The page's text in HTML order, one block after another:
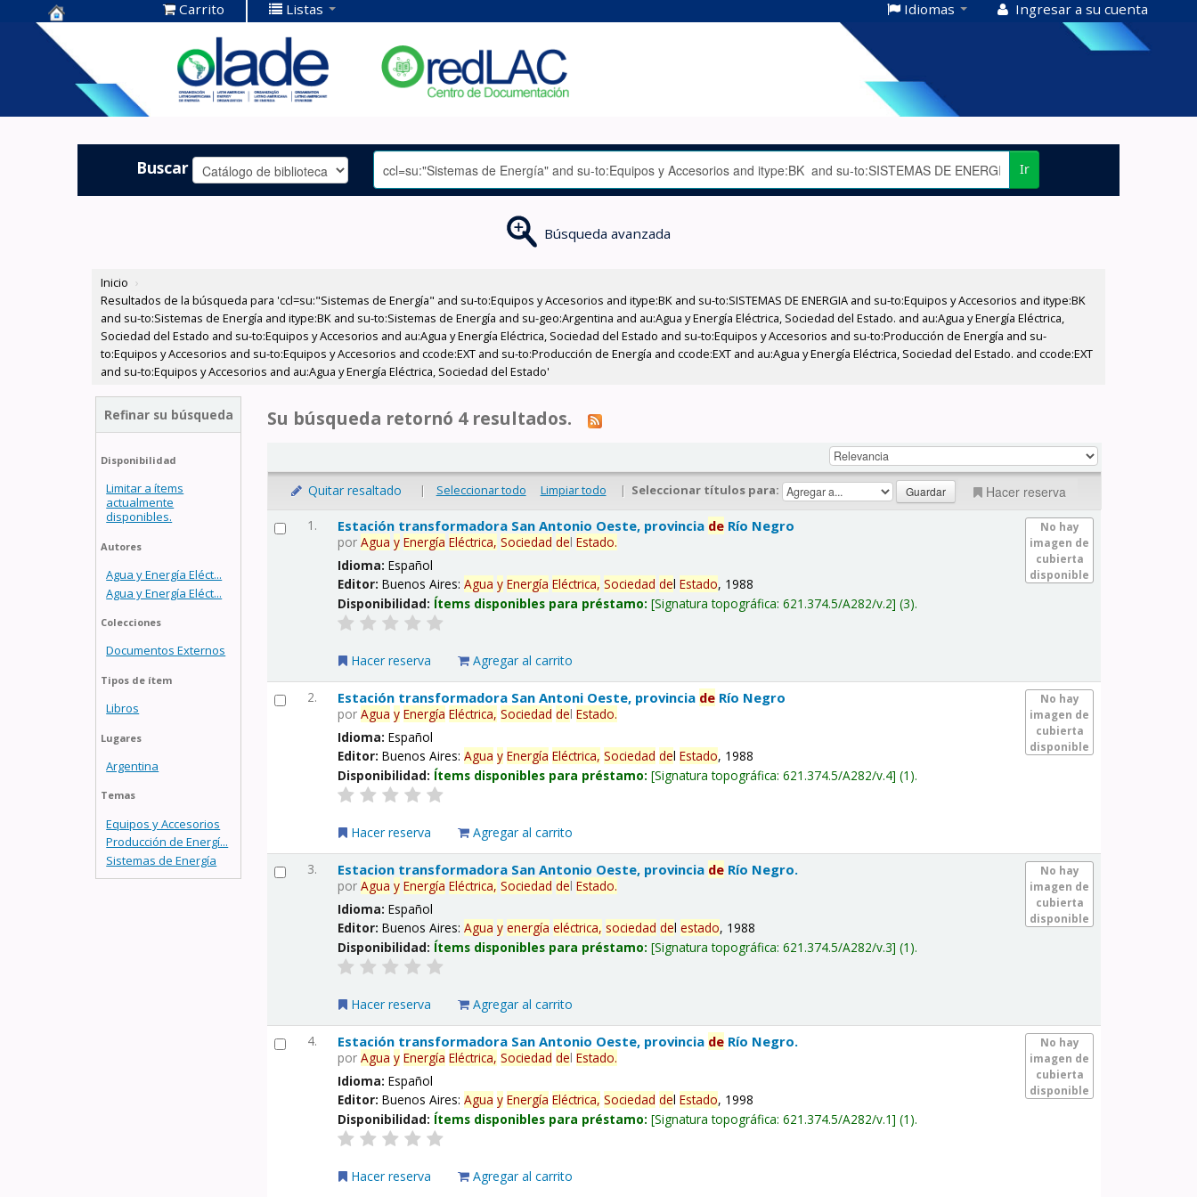
Centro de
Documentación
OLADE -
Carrito Listas Idiomas Ingresar a su cuenta
Buscar Ir
Búsqueda avanzada
Inicio ›
Resultados de la búsqueda para 'ccl=su:"Sistemas de Energía" and su-to:Equipos y Accesorios and itype:BK and su-to:SISTEMAS DE ENERGIA and su-to:Equipos y Accesorios and itype:BK
and su-to:Sistemas de Energía and itype:BK and su-to:Sistemas de Energía and su-geo:Argentina and au:Agua y Energía Eléctrica, Sociedad del Estado. and au:Agua y Energía Eléctrica,
Sociedad del Estado and su-to:Equipos y Accesorios and au:Agua y Energía Eléctrica, Sociedad del Estado and su-to:Equipos y Accesorios and su-to:Producción de Energía and su-
to:Equipos y Accesorios and su-to:Equipos y Accesorios and ccode:EXT and su-to:Producción de Energía and ccode:EXT and au:Agua y Energía Eléctrica, Sociedad del Estado. and ccode:EXT
and su-to:Equipos y Accesorios and au:Agua y Energía Eléctrica, Sociedad del Estado'
Refinar su búsqueda
Disponibilidad
Limitar a ítems
actualmente
disponibles.
Autores
Agua y Energía Eléct...
Agua y Energía Eléct...
Colecciones
Documentos Externos
Tipos de ítem
Libros
Lugares
Argentina
Temas
Equipos y Accesorios
Producción de Energí...
Sistemas de Energía
Su búsqueda retornó 4 resultados.
Quitar resaltado | Seleccionar todo Limpiar todo | Seleccionar títulos para: Hacer reserva
1.
No hay
imagen de
cubierta
disponible
Estación transformadora San Antonio Oeste, provincia de Río Negro
porAgua y Energía Eléctrica, Sociedad delEstado.
Idioma:Español
Editor:Buenos Aires:Agua y Energía Eléctrica, Sociedad delEstado, 1988
Disponibilidad: Ítems disponibles para préstamo: Signatura topográfica:621.374.5/A282/v.2 (3).
Hacer reserva Agregar al carrito
2.
No hay
imagen de
cubierta
disponible
Estación transformadora San Antoni Oeste, provincia de Río Negro
porAgua y Energía Eléctrica, Sociedad delEstado.
Idioma:Español
Editor:Buenos Aires:Agua y Energía Eléctrica, Sociedad delEstado, 1988
Disponibilidad: Ítems disponibles para préstamo: Signatura topográfica:621.374.5/A282/v.4 (1).
Hacer reserva Agregar al carrito
3.
No hay
imagen de
cubierta
disponible
Estacion transformadora San Antonio Oeste, provincia de Río Negro.
porAgua y Energía Eléctrica, Sociedad delEstado.
Idioma:Español
Editor:Buenos Aires:Agua y energía eléctrica, sociedad delestado, 1988
Disponibilidad: Ítems disponibles para préstamo: Signatura topográfica:621.374.5/A282/v.3 (1).
Hacer reserva Agregar al carrito
4.
No hay
imagen de
cubierta
disponible
Estación transformadora San Antonio Oeste, provincia de Río Negro.
porAgua y Energía Eléctrica, Sociedad delEstado.
Idioma:Español
Editor:Buenos Aires:Agua y Energía Eléctrica, Sociedad delEstado, 1998
Disponibilidad: Ítems disponibles para préstamo: Signatura topográfica:621.374.5/A282/v.1 (1).
Hacer reserva Agregar al carrito